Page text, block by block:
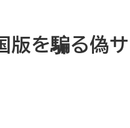
版を騙る偽サ